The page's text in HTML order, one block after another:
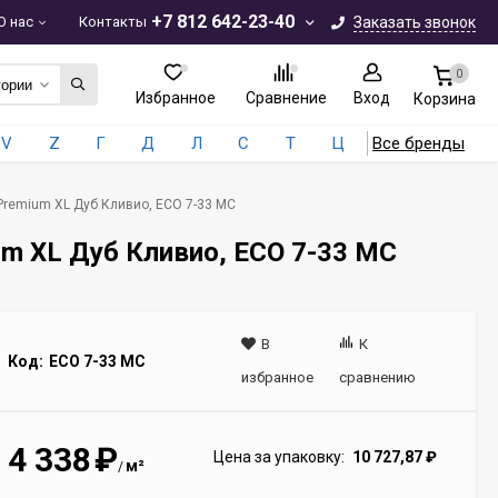
+7 812 642-23-40 Заказать звонок
нас Контакты
Избранное Сравнение Вход
0
Корзина
V Z Г Д Л С Т Ц Все бренды
XL Дуб Кливио, ECO 7-33 MC
XL Дуб Кливио, ECO 7-33 MC
Код: ECO 7-33 MC
В
избранное
К
сравнению
4 338₽/ м² Цена за упаковку: 10 727,87₽